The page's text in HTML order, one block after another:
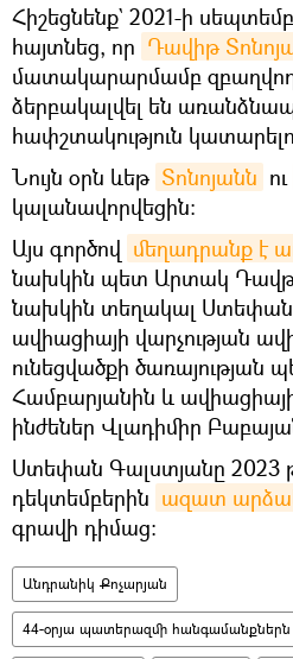
Հիշեցնենք` 2021-ի
հայտնեց, որ Դավիթ
մատակարարմամբ
ձերբակալվել են
հափշտակություն
Նույն օրն ևեթ Տոնոյանն ու
կալանավորվեցին։
Այս գործով մեղադրանք է
նախկին պետ Արտակ
նախկին տեղակալ
ավիացիայի վարչության
ունեցվածքի ծառայության
Համբարյանին և
ինժեներ Վլադիմիր
Ստեփան Գալստյանը 2023
դեկտեմբերին ազատ
գրավի դիմաց։
Անդրանիկ Քոչարյան